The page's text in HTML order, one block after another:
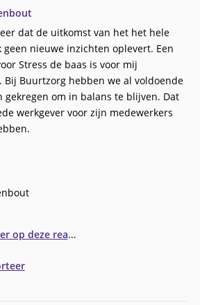
dat de uitkomst van het het hele
geen nieuwe inzichten oplevert. Een
Stress de baas is voor mij
Bij Buurtzorg hebben we al voldoende
gekregen om in balans te blijven. Dat
werkgever voor zijn medewerkers
op deze reactie